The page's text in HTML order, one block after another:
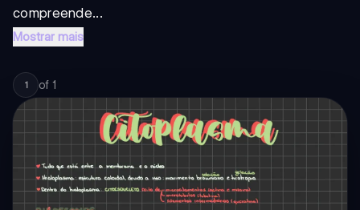
compreende...
Mostrar mais
1 of 1